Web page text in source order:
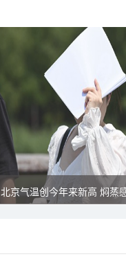
北京气温创今年来新高 焖蒸